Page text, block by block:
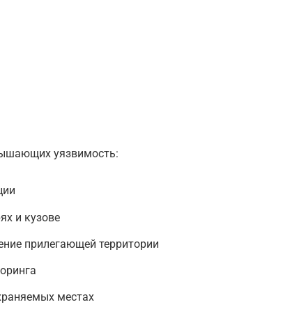
уязвимость:
и кузове
прилегающей территории
местах